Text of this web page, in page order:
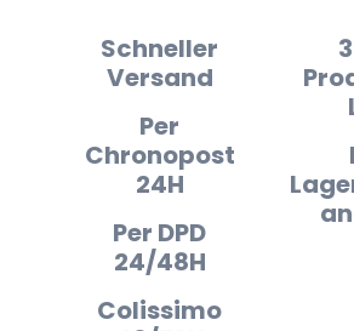
Schneller
Versand
Per
Chronopost
24H
Per DPD
24/48H
Colissimo